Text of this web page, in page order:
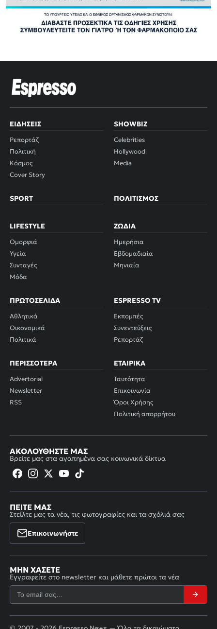
ΕΙΔΉΣΕΙΣ
Ρεπορτάζ
Πολιτική
Κόσμος
Cover Story
SHOWBIZ
Celebrities
Hollywood
Media
SPORT ΠΟΛΙΤΙΣΜΌΣ
LIFESTYLE
Ομορφιά
Υγεία
Συνταγές
Μόδα
ΖΏΔΙΑ
Ημερήσια
Εβδομαδιαία
Μηνιαία
ΠΡΩΤΟΣΈΛΙΔΑ
Αθλητικά
Οικονομικά
Πολιτικά
ESPRESSO TV
Εκπομπές
Συνεντεύξεις
Ρεπορτάζ
ΠΕΡΙΣΣΌΤΕΡΑ
Advertorial
Newsletter
RSS
ΕΤΑΙΡΙΚΆ
Ταυτότητα
Επικοινωνία
Όροι Χρήσης
Πολιτική απορρήτου
ΑΚΟΛΟΥΘΉΣΤΕ ΜΑΣ
Βρείτε μας στα αγαπημένα σας κοινωνικά δίκτυα
ΠΕΊΤΕ ΜΑΣ
Στείλτε μας τα νέα, τις φωτογραφίες και τα σχόλιά σας
Επικοινωνήστε
ΜΗΝ ΧΆΣΕΤΕ
Εγγραφείτε στο newsletter και μάθετε πρώτοι τα νέα